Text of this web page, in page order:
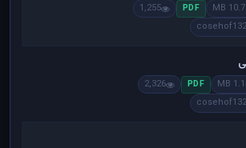
10.73
PDF
1,255
1.14
PDF
2,326